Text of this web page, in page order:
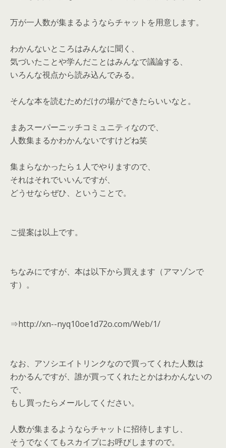
万が一人数が集まるようならチャットを用意します。
わかんないところはみんなに聞く、
気づいたことや学んだことはみんなで議論する、
いろんな視点から読み込んでみる。
そんな本を読むためだけの場ができたらいいなと。
まあスーパーニッチコミュニティなので、
人数集まるかわかんないですけどね笑
集まらなかったら１人でやりますので、
それはそれでいいんですが、
どうせならぜひ、ということで。
ご提案は以上です。
ちなみにですが、本は以下から買えます（アマゾンで
す）。
⇒http://xn--nyq10oe1d72o.com/Web/1/
なお、アソシエイトリンクなので買ってくれた人数は
わかるんですが、誰が買ってくれたとかはわかんないの
で、
もし買ったらメールしてください。
人数が集まるようならチャットに招待しますし、
そうでなくてもスカイプにお呼びしますので。